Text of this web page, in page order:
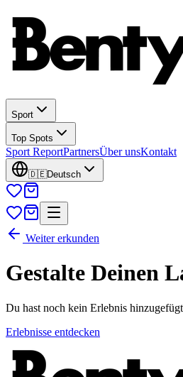
Sport
Top Spots
Sport ReportPartnersÜber unsKontakt
🇩🇪Deutsch
Weiter erkunden
Gestalte Deinen
Du hast noch kein Erlebnis
Erlebnisse entdecken